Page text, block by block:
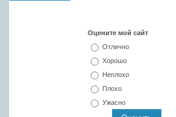
Оцените мой сайт
Отлично
Хорошо
Неплохо
Плохо
Ужасно